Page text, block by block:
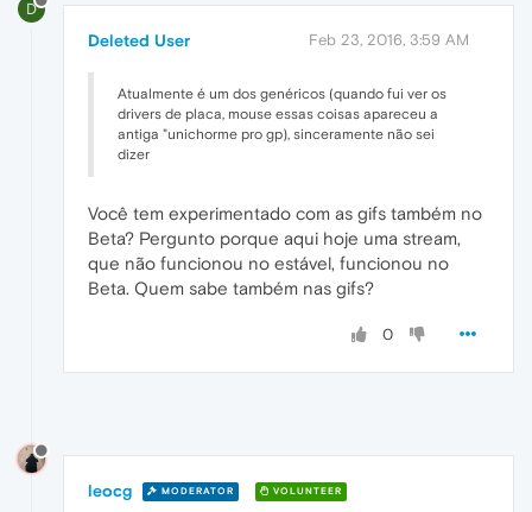
D
Deleted User Feb 23, 2016, 3:59 AM
Atualmente é um dos genéricos (quando fui ver os
drivers de placa, mouse essas coisas apareceu a
antiga "unichorme pro gp), sinceramente não sei
dizer
Você tem experimentado com as gifs também no
Beta? Pergunto porque aqui hoje uma stream,
que não funcionou no estável, funcionou no
Beta. Quem sabe também nas gifs?
0
leocg MODERATOR VOLUNTEER